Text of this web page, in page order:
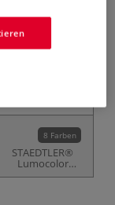
8 Farben
STAEDTLER®
Lumocolor
permanent